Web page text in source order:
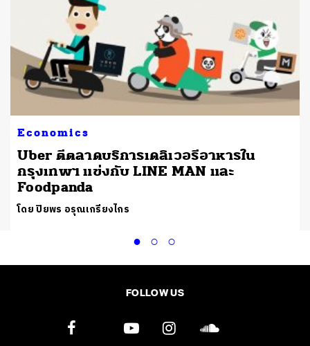
Economics
Uber ตีตลาดบริการเดลิเวอรีอาหารใน
กรุงเทพฯ แข่งกับ LINE MAN และ
Foodpanda
โดย ปิยพร อรุณเกรียงไกร
FOLLOW US